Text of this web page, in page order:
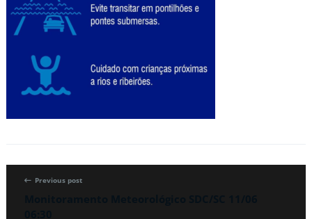
Previous post